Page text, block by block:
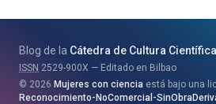
eta
Berrikuntza
Saila
Blog de la Cátedra de Cultura Científica
ISSN 2529-900X
Editado en Bilbao
2026 Mujeres con ciencia está bajo una
Reconocimiento-NoComercial-